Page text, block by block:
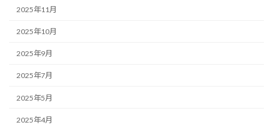
2025年11月
2025年10月
2025年9月
2025年7月
2025年5月
2025年4月